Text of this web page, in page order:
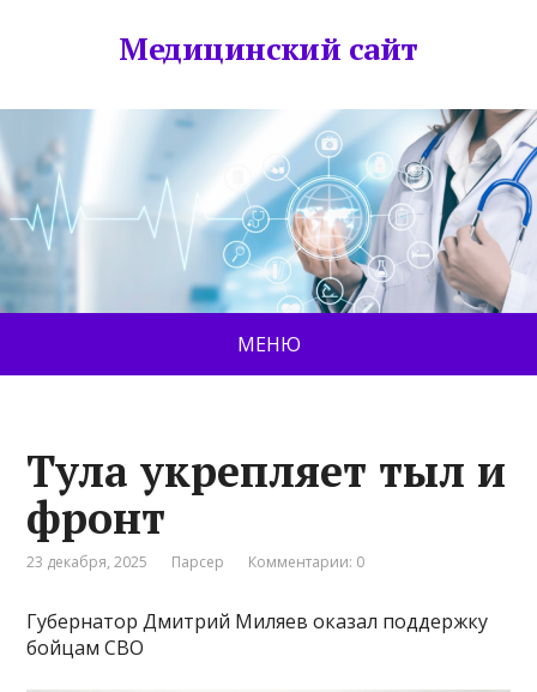
Медицинский сайт
МЕНЮ
Тула укрепляет тыл и
фронт
23 декабря, 2025 Парсер Комментарии: 0
Губернатор Дмитрий Миляев оказал поддержку
бойцам СВО